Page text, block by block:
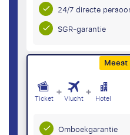
24/7 directe
SGR-garantie
Ticket + Vlucht + Hotel
Omboekgarantie